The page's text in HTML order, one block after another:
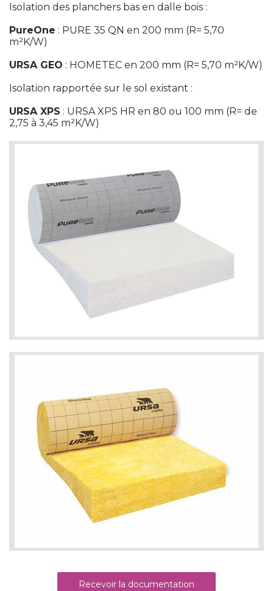
Isolation des planchers bas en dalle bois :
PureOne : PURE 35 QN en 200 mm (R= 5,70
m²K/W)
URSA GEO : HOMETEC en 200 mm (R= 5,70 m²K/W)
Isolation rapportée sur le sol existant :
URSA XPS : URSA XPS HR en 80 ou 100 mm (R= de
2,75 à 3,45 m²K/W)
Recevoir la documentation